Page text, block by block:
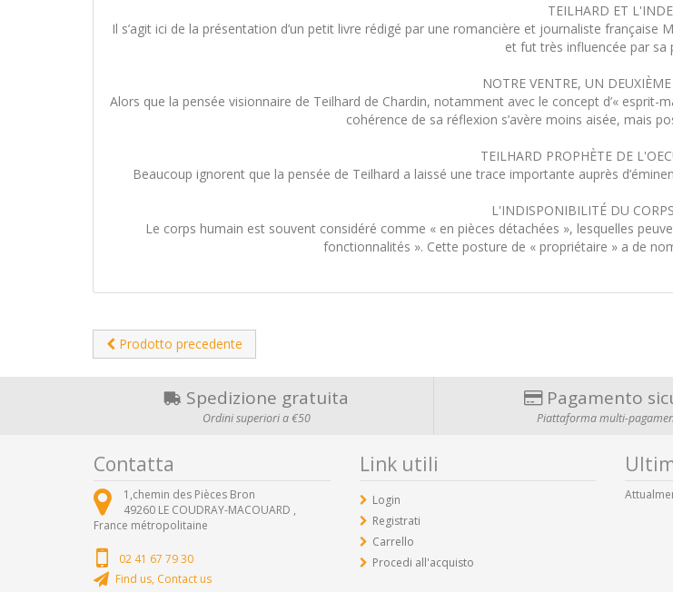
TEILHARD ET L'INDE
Il s’agit ici de la présentation d’un petit livre rédigé par une romancière et journaliste
et fut très influencée par sa
NOTRE VENTRE, UN DEUXIÈME
Alors que la pensée visionnaire de Teilhard de Chardin, notamment avec le concept d’« esprit-
cohérence de sa réflexion s’avère moins aisée, mais
TEILHARD PROPHÈTE DE
Beaucoup ignorent que la pensée de Teilhard a laissé une trace importante auprès
L'INDISPONIBILITÉ DU
Le corps humain est souvent considéré comme « en pièces détachées », lesquelles
fonctionnalités ». Cette posture de « propriétaire » a de
Prodotto precedente
Spedizione gratuita
Ordini superiori a €50
Pagamento
Piattaforma multi-
Contatta
1,chemin des Pièces Bron
49260 LE COUDRAY-MACOUARD ,
France métropolitaine
02 41 67 79 30
Find us, Contact us
Link utili
Login
Registrati
Carrello
Procedi all'acquisto